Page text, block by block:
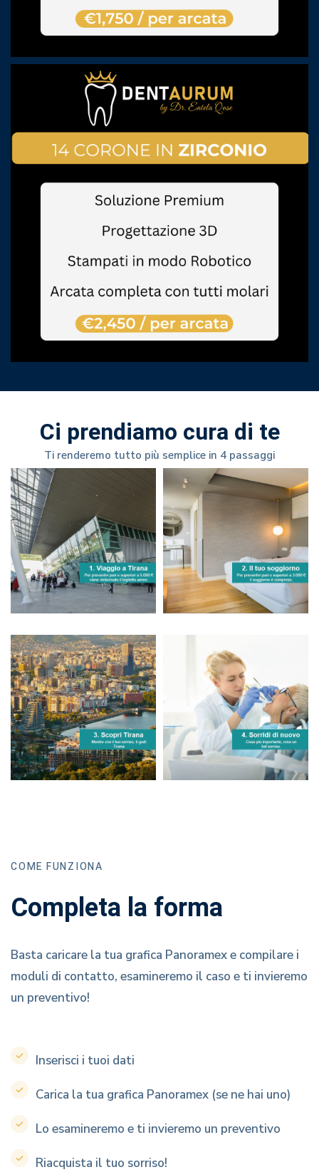
Ci prendiamo cura di te
Ti renderemo tutto più semplice in 4 passaggi
COME FUNZIONA
Completa la forma
Basta caricare la tua grafica Panoramex e compilare i
moduli di contatto, esamineremo il caso e ti invieremo
un preventivo!
Inserisci i tuoi dati
Carica la tua grafica Panoramex (se ne hai uno)
Lo esamineremo e ti invieremo un preventivo
Riacquista il tuo sorriso!